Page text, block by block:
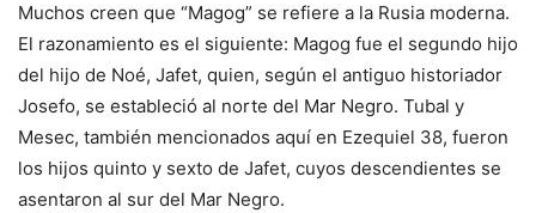
Muchos creen que “Magog” se refiere a la Rusia moderna.
El razonamiento es el siguiente: Magog fue el segundo hijo
del hijo de Noé, Jafet, quien, según el antiguo historiador
Josefo, se estableció al norte del Mar Negro. Tubal y
Mesec, también mencionados aquí en Ezequiel 38, fueron
los hijos quinto y sexto de Jafet, cuyos descendientes se
asentaron al sur del Mar Negro.